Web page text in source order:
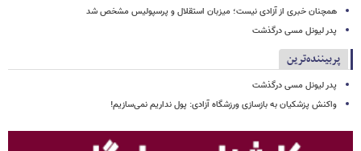
همچنان خبری از آزادی نیست؛ میزبان استقلال و پرسپولیس مشخص شد
پدر لیونل مسی درگذشت
پربیننده‌ترین
پدر لیونل مسی درگذشت
واکنش پزشکیان به بازسازی ورزشگاه آزادی: پول نداریم نمی‌سازیم!